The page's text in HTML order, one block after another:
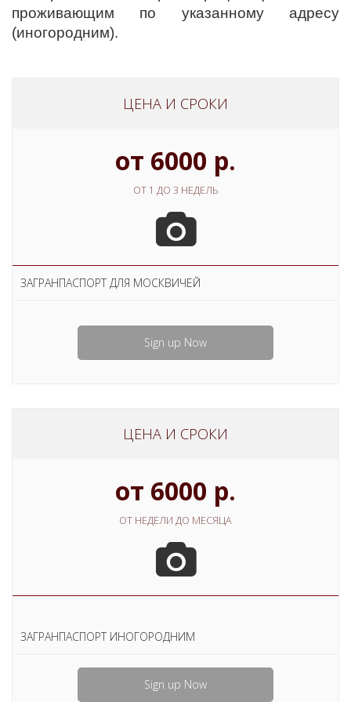
проживающим по указанному адресу
(иногородним).
ЦЕНА И СРОКИ
от 6000 р.
ОТ 1 ДО 3 НЕДЕЛЬ
ЗАГРАНПАСПОРТ ДЛЯ МОСКВИЧЕЙ
Sign up Now
ЦЕНА И СРОКИ
от 6000 р.
ОТ НЕДЕЛИ ДО МЕСЯЦА
ЗАГРАНПАСПОРТ ИНОГОРОДНИМ
Sign up Now